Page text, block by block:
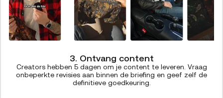
3. Ontvang content
Creators hebben 5 dagen om je content te leveren. Vraag
onbeperkte revisies aan binnen de briefing en geef zelf de
definitieve goedkeuring.